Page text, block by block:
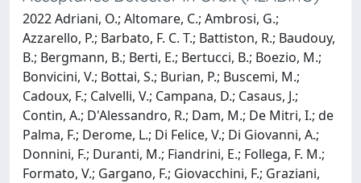
2022 Adriani, O.; Altomare, C.; Ambrosi, G.;
Azzarello, P.; Barbato, F. C. T.; Battiston, R.; Baudouy,
B.; Bergmann, B.; Berti, E.; Bertucci, B.; Boezio, M.;
Bonvicini, V.; Bottai, S.; Burian, P.; Buscemi, M.;
Cadoux, F.; Calvelli, V.; Campana, D.; Casaus, J.;
Contin, A.; D'Alessandro, R.; Dam, M.; De Mitri, I.; de
Palma, F.; Derome, L.; Di Felice, V.; Di Giovanni, A.;
Donnini, F.; Duranti, M.; Fiandrini, E.; Follega, F. M.;
Formato, V.; Gargano, F.; Giovacchini, F.; Graziani,